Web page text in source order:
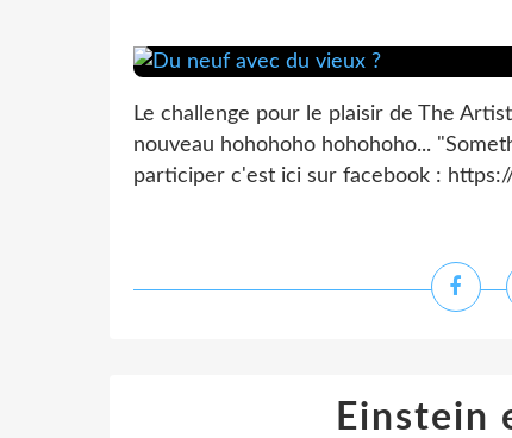
Le challenge pour le plaisir de The
nouveau hohohoho hohohoho...
participer c'est ici sur facebook :
Einstein